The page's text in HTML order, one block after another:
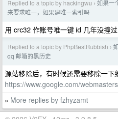
Replied to a topic by hackingwu › 如果一
来要求唯一，如果建唯一索引吗
用 crc32 作账号唯一键 id 几年没撞过
Replied to a topic by PhpBestRubbish ›
qq 邮箱的黑历史
源站移除后，有时候还需要移除一下
https://www.google.com/
» More replies by fzhyzamt